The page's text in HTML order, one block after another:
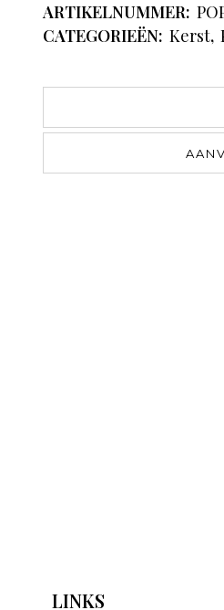
ARTIKELNUMMER:
CATEGORIEËN: Kerst,
LINKS